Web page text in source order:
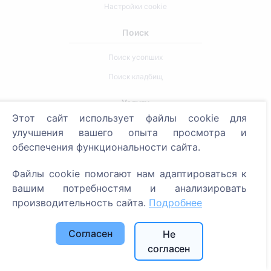
Настройки cookie
Поиск
Поиск усопших
Поиск кладбищ
Услуги
Контакты
SIA "CEMETY", LV40103618951
371 29144816
info@cemety.lv
Мы работаем по всей стране!
Этот сайт использует файлы cookie для
улучшения вашего опыта просмотра и
обеспечения функциональности сайта.
Файлы cookie помогают нам адаптироваться к
вашим потребностям и анализировать
производительность сайта. Подробнее
Согласен
Не
согласен